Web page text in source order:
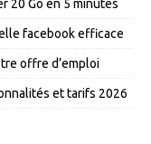
20 Go en 5 minutes
facebook efficace
offre d’emploi
et tarifs 2026